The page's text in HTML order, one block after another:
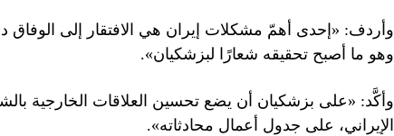
وأردف: «إحدى أهمّ مشكلات إيران هي الافتقار إلى الوفاق
وهو ما أصبح تحقيقه شعارًا لبزشكيان».
وأكَّد: «على بزشكيان أن يضع تحسين العلاقات الخارجية
الإيراني، على جدول أعمال محادثاته».